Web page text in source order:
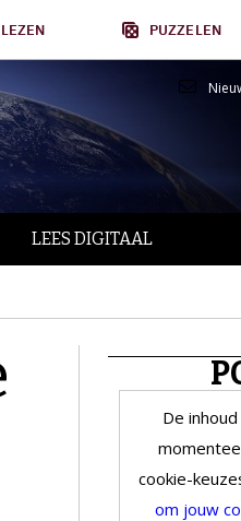
PUZZELEN
LEES DIGITAAL
De
cookie-
om jouw